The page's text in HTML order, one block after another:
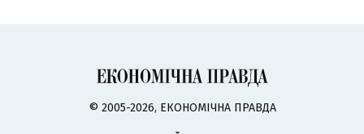
© 2005-2026, ЕКОНОМІЧНА ПРАВДА